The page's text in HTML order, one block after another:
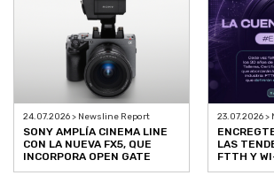
24.07.2026 > Newsline Report
SONY AMPLÍA CINEMA LINE
CON LA NUEVA FX5, QUE
INCORPORA OPEN GATE
23.07.2026
LAS
FTTH Y